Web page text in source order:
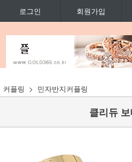
로그인 회원가입
커플링 민자반지커플링
클리듀